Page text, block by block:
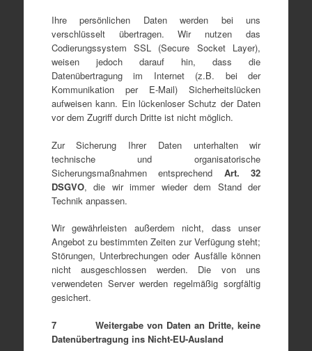
Ihre persönlichen Daten werden bei uns
verschlüsselt übertragen. Wir nutzen das
Codierungssystem SSL (Secure Socket Layer),
weisen jedoch darauf hin, dass die
Datenübertragung im Internet (z.B. bei der
Kommunikation per E-Mail) Sicherheitslücken
aufweisen kann. Ein lückenloser Schutz der Daten
vor dem Zugriff durch Dritte ist nicht möglich.
Zur Sicherung Ihrer Daten unterhalten wir
technische und organisatorische
Sicherungsmaßnahmen entsprechend Art. 32
DSGVO, die wir immer wieder dem Stand der
Technik anpassen.
Wir gewährleisten außerdem nicht, dass unser
Angebot zu bestimmten Zeiten zur Verfügung steht;
Störungen, Unterbrechungen oder Ausfälle können
nicht ausgeschlossen werden. Die von uns
verwendeten Server werden regelmäßig sorgfältig
gesichert.
7 Weitergabe von Daten an Dritte, keine
Datenübertragung ins Nicht-EU-Ausland